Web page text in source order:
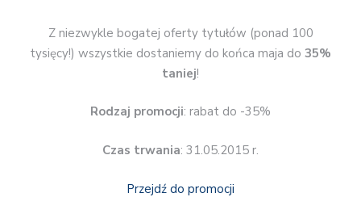
Z niezwykle bogatej oferty tytułów (ponad 100
tysięcy!) wszystkie dostaniemy do końca maja do 35%
taniej!
Rodzaj promocji: rabat do -35%
Czas trwania: 31.05.2015 r.
Przejdź do promocji